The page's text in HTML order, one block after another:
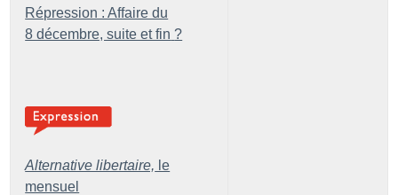
Répression : Affaire du
8 décembre, suite et fin ?
Alternative libertaire, le
mensuel